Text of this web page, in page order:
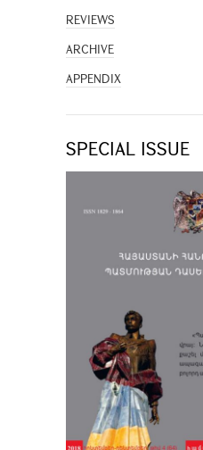
REVIEWS
ARCHIVE
APPENDIX
SPECIAL ISSUE